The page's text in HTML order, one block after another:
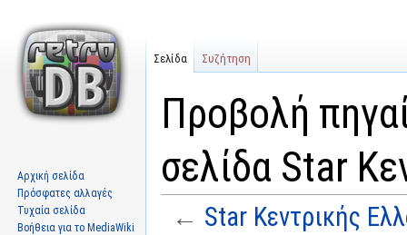
Προβολή
σελίδα Star
← Star Κεντρικής
Σελίδα Συζήτηση
Αρχική σελίδα
Πρόσφατες αλλαγές
Τυχαία σελίδα
Βοήθεια για το MediaWiki